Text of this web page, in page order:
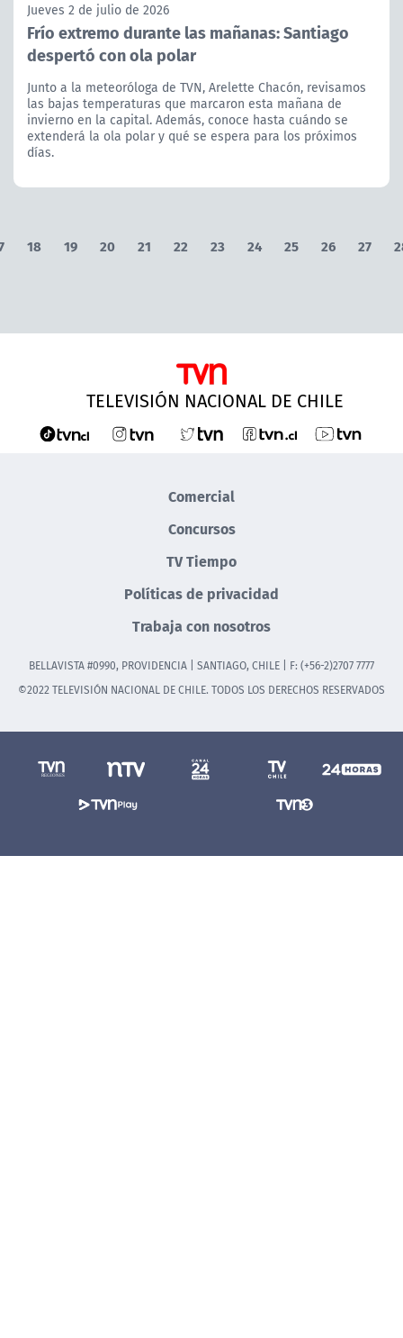
Jueves 2 de julio de 2026
Frío extremo durante las mañanas: Santiago
despertó con ola polar
Junto a la meteoróloga de TVN, Arelette Chacón, revisamos
las bajas temperaturas que marcaron esta mañana de
invierno en la capital. Además, conoce hasta cuándo se
extenderá la ola polar y qué se espera para los próximos
días.
18 19 20 21 22 23 24 25 26 27
TELEVISIÓN NACIONAL DE CHILE
Comercial
Concursos
TV Tiempo
Políticas de privacidad
Trabaja con nosotros
BELLAVISTA #0990, PROVIDENCIA | SANTIAGO, CHILE | F: (+56-2)2707 7777
©2022 TELEVISIÓN NACIONAL DE CHILE. TODOS LOS DERECHOS RESERVADOS